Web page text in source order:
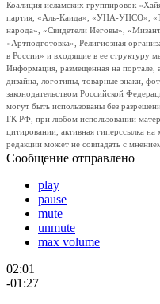
Коалиция исламских группировок
партия, «Аль-Каида», «УНА-УНСО»,
народа», «Свидетели Иеговы»,
«Артподготовка», Религиозная
в России» и входящие в ее структуру
Информация, размещенная на портале,
дизайна, логотипы, товарные знаки,
законодательством Российской
могут быть использованы без
ГК РФ, при любом использовании
цитировании, активная гиперссылка на
редакции может не совпадать с
Сообщение отправлено
play
pause
mute
unmute
max volume
02:01
-01:27